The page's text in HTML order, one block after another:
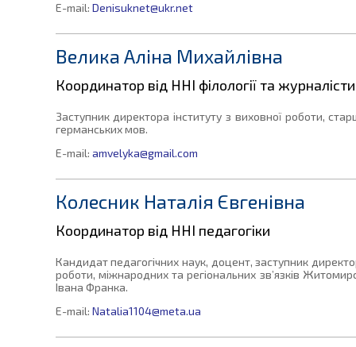
E-mail: Denisuknet@ukr.net
Велика Аліна Михайлівна
Координатор від ННІ філології та
Заступник директора інституту з виховної роботи,
германських мов.
E-mail: amvelyka@gmail.com
Колесник Наталія Євгенівна
Координатор від ННІ педагогіки
Кандидат педагогічних наук, доцент, заступник
роботи, міжнародних та регіональних зв’язків
Івана Франка.
E-mail: Natalia1104@meta.ua